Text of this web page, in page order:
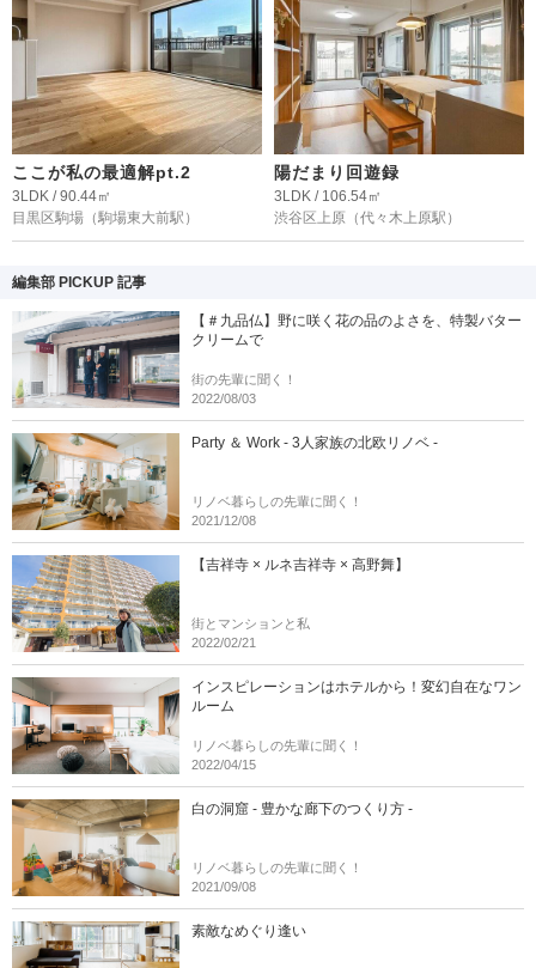
ここが私の最適解pt.2
3LDK / 90.44㎡
目黒区駒場 （駒場東大前駅）
陽だまり回遊録
3LDK / 106.54㎡
渋谷区上原 （代々木上原駅）
編集部 PICKUP 記事
【＃九品仏】野に咲く花の品のよさを、特製バター
クリームで
街の先輩に聞く！
2022/08/03
Party ＆ Work - 3人家族の北欧リノベ -
リノベ暮らしの先輩に聞く！
2021/12/08
【吉祥寺 × ルネ吉祥寺 × 高野舞】
街とマンションと私
2022/02/21
インスピレーションはホテルから！変幻自在なワン
ルーム
リノベ暮らしの先輩に聞く！
2022/04/15
白の洞窟 - 豊かな廊下のつくり方 -
リノベ暮らしの先輩に聞く！
2021/09/08
素敵なめぐり逢い